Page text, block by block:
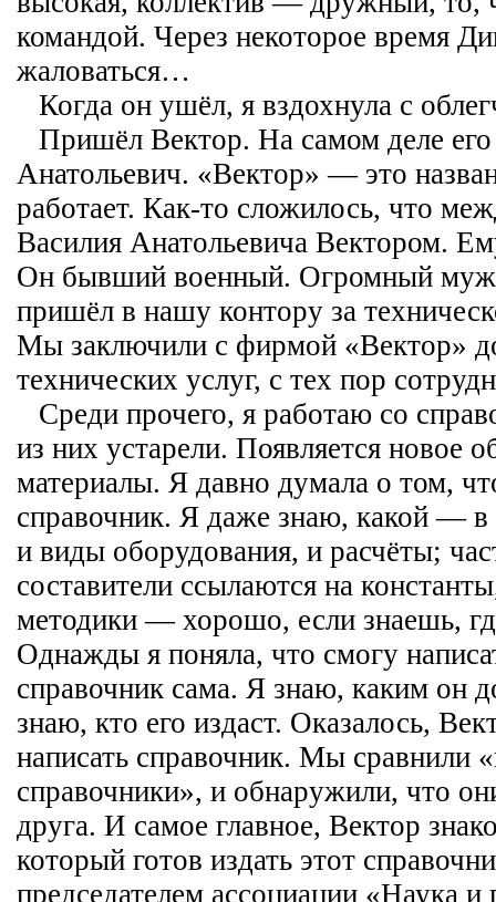
командой. Через некоторое время
жаловаться…
Когда он ушёл, я вздохнула с
Пришёл Вектор. На самом деле его
Анатольевич. «Вектор» — это
работает. Как-то сложилось, что
Василия Анатольевича Вектором.
Он бывший военный. Огромный
пришёл в нашу контору за
Мы заключили с фирмой «Вектор»
технических услуг, с тех пор
Среди прочего, я работаю со
из них устарели. Появляется новое
материалы. Я давно думала о том,
справочник. Я даже знаю, какой —
и виды оборудования, и расчёты;
составители ссылаются на
методики — хорошо, если знаешь,
Однажды я поняла, что смогу
справочник сама. Я знаю, каким он
знаю, кто его издаст. Оказалось,
написать справочник. Мы сравнили
справочники», и обнаружили, что
друга. И самое главное, Вектор
который готов издать этот
председателем ассоциации «Наука